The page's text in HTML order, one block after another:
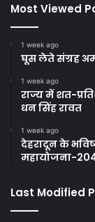
Most Viewed
1 week ago
घूस लेते संग्रह
1 week ago
राज्य में शत-
धन सिंह रावत
1 week ago
देहरादून के
महायोजना-
Last Modified